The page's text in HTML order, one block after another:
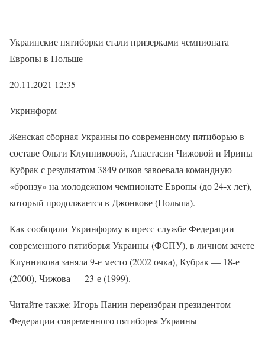
Украинские пятиборки стали призерками чемпионата
Европы в Польше
20.11.2021 12:35
Укринформ
Женская сборная Украины по современному пятиборью в
составе Ольги Клунниковой, Анастасии Чижовой и Ирины
Кубрак с результатом 3849 очков завоевала командную
«бронзу» на молодежном чемпионате Европы (до 24-х лет),
который продолжается в Джонкове (Польша).
Как сообщили Укринформу в пресс-службе Федерации
современного пятиборья Украины (ФСПУ), в личном зачете
Клунникова заняла 9-е место (2002 очка), Кубрак — 18-е
(2000), Чижова — 23-е (1999).
Читайте также: Игорь Панин переизбран президентом
Федерации современного пятиборья Украины